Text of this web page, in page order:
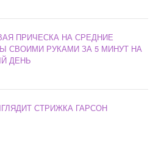
ПРИЧЕСКА НА СРЕДНИЕ
СВОИМИ РУКАМИ ЗА 5 МИНУТ НА
ДЕНЬ
СТРИЖКА ГАРСОН